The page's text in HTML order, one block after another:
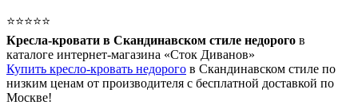
⭐⭐⭐⭐⭐
Кресла-кровати в Скандинавском стиле недорого в
каталоге интернет-магазина «Сток Диванов»
Купить кресло-кровать недорого в Скандинавском стиле по
низким ценам от производителя с бесплатной доставкой по
Москве!